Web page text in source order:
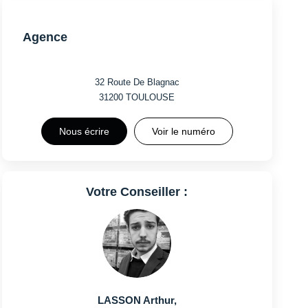
Agence
32 Route De Blagnac
31200TOULOUSE
Nous écrire Voir le numéro
Votre Conseiller :
LASSON Arthur,